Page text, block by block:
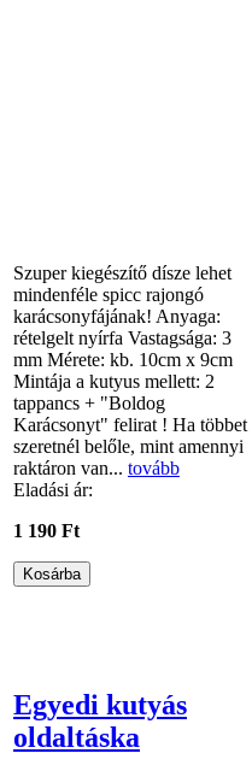
Szuper kiegészítő dísze lehet
mindenféle spicc rajongó
karácsonyfájának! Anyaga:
rételgelt nyírfa Vastagsága: 3
mm Mérete: kb. 10cm x 9cm
Mintája a kutyus mellett: 2
tappancs + "Boldog
Karácsonyt" felirat ! Ha többet
szeretnél belőle, mint amennyi
raktáron van... tovább
Eladási ár:
1 190 Ft
Egyedi kutyás
oldaltáska